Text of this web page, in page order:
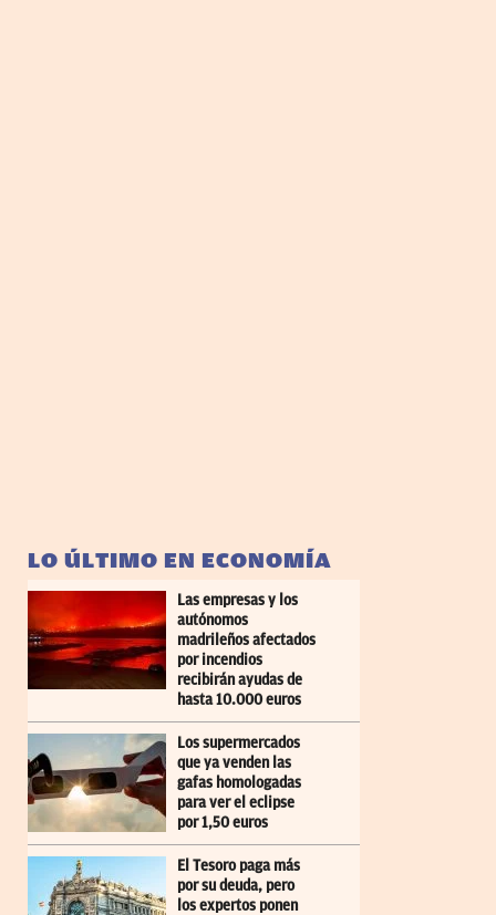
LO ÚLTIMO EN ECONOMÍA
Las empresas y los
autónomos
madrileños afectados
por incendios
recibirán ayudas de
hasta 10.000 euros
Los supermercados
que ya venden las
gafas homologadas
para ver el eclipse
por 1,50 euros
El Tesoro paga más
por su deuda, pero
los expertos ponen